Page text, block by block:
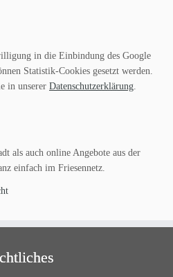
in die Einbindung des Google
Statistik-Cookies gesetzt werden.
in unserer Datenschutzerklärung.
als auch online Angebote aus der
einfach im Friesennetz.